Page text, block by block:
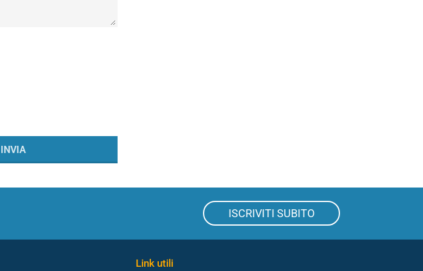
ISCRIVITI SUBITO
Link utili